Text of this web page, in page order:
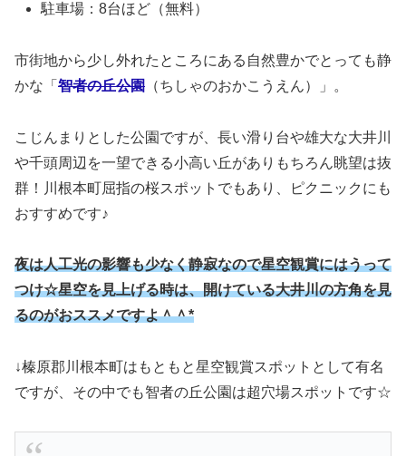
駐車場：8台ほど（無料）
市街地から少し外れたところにある自然豊かでとっても静
かな「 智者の丘公園 （ちしゃのおかこうえん）」。
こじんまりとした公園ですが、長い滑り台や雄大な大井川
や千頭周辺を一望できる小高い丘がありもちろん眺望は抜
群！川根本町屈指の桜スポットでもあり、ピクニックにも
おすすめです♪
夜は人工光の影響も少なく静寂なので星空観賞にはうって
つけ☆星空を見上げる時は、開けている大井川の方角を見
るのがおススメですよ＾＾*
↓榛原郡川根本町はもともと星空観賞スポットとして有名
ですが、その中でも智者の丘公園は超穴場スポットです☆